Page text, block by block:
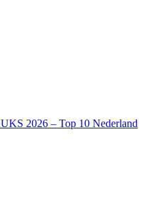
2026 – Top 10 Nederland